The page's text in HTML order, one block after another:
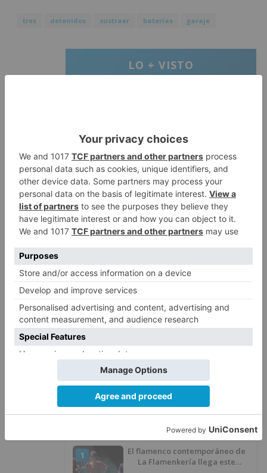
tres detenidos sustraer baterías garaje
LO + VISTO
2
Un incendio intencionado
calcina el tobogán del parque
infantil del Barrio del Pilar de
Burgos
3
Seis proyectos de Burgos
recibirán 7,5 millones de euros
para impulsar plantas solares
Herido un hombre de 35 años
que iba en silla de ruedas tras
ser atropellado en Burgos
5
El PSOE advierte de que el
"vaciado la hucha" y depende
del Ministerio para sostener las
inversiones
LO ÚLTIMO
1
El flamenco contemporáneo de
La Flamenkería llega este